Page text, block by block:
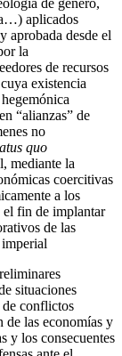
aplicados
aprobada desde el
la
de recursos
existencia
“alianzas” de
no
quo
mediante la
coercitivas
a los
el fin de implantar
de las
situaciones
conflictos
de las economías y
y los consecuentes